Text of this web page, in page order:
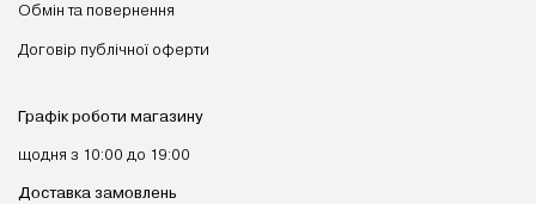
Обмін та повернення
Договір публічної оферти
Графік роботи магазину
щодня з 10:00 до 19:00
Доставка замовлень